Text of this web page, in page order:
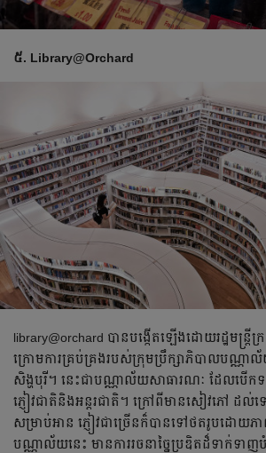
៥. Library@Orchard
library@orchard បាន​បង្កើត​​ឡើង​​ដោយ​រដ្ឋមន្ត្
ក្រោម​ការ​គ្រប់គ្រង​របស់​ក្រុមប្រឹក្សាភិបាលបណ្ណា
សិង្ហបុរី។ នេះ​ជា​បណ្ណាល័យ​សាធារណៈ ដែល​បើក​
ភ្ញៀវ​ជាតិ​​​និង​អន្តរជាតិ។ ក្រៅ​ពី​មាន​សៀវភៅ ដ
សម្រាប់​អាន ភ្ញៀវ​ជា​ច្រើន​ក៏​បាន​ទៅ​ថត​រូប​ដោយ​ភា
បណ្ណាល័យ​នេះ​ មាន​ការ​រចនា​​ច្នៃប្រឌិត​ដ៏​ទាក់ទា